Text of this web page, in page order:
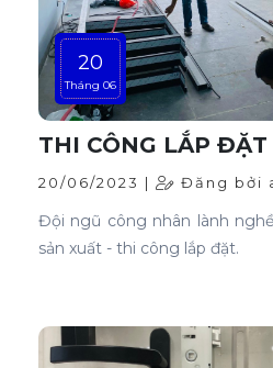
20
Tháng 06
THI CÔNG LẮP ĐẶT
20/06/2023 | Đăng bởi
Đội ngũ công nhân lành
sản xuất - thi công lắp đặt.